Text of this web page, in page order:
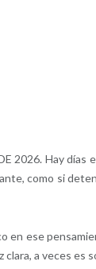
2026. Hay
como si
en ese
clara, a veces